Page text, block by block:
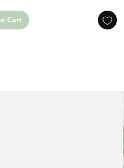
ram.
Cart